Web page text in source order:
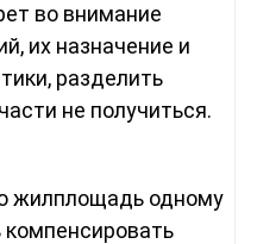
во внимание
их назначение и
разделить
не получиться.
жилплощадь одному
компенсировать